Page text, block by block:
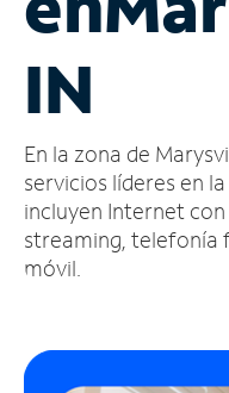
cuenta
Encuentra
tienda
IN
En la zona de
servicios líderes en
incluyen Internet
streaming, telefonía
móvil.